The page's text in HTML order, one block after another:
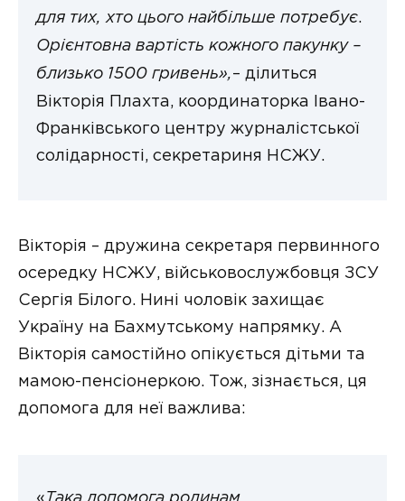
для тих, хто цього найбільше потребує.
Орієнтовна вартість кожного пакунку –
близько 1500 гривень»,– ділиться
Вікторія Плахта, координаторка Івано-
Франківського центру журналістської
солідарності, секретариня НСЖУ.
Вікторія – дружина секретаря первинного
осередку НСЖУ, військовослужбовця ЗСУ
Сергія Білого. Нині чоловік захищає
Україну на Бахмутському напрямку. А
Вікторія самостійно опікується дітьми та
мамою-пенсіонеркою. Тож, зізнається, ця
допомога для неї важлива: